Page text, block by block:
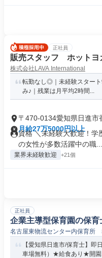
正社員
販売スタッフ ホットヨ
株式会社LAVA International
転勤なし◎｜未経験スター
み♪｜残業は月平均2時間...
〒470-0134愛知県日進市
月給27万5000円以上
資格 ＼未経験大歓迎！学
の女性が多数活躍中の職...
業界未経験歓迎 +21個
正社員
企業主導型保育園の保育
名古屋東物流センター内保育
【愛知県日進市/保育士】
車場無料）★給食あり★開園